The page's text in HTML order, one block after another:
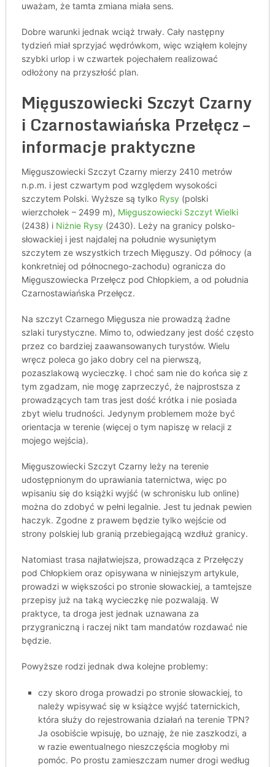
uważam, że tamta zmiana miała sens.
Dobre warunki jednak wciąż trwały. Cały następny
tydzień miał sprzyjać wędrówkom, więc wziąłem kolejny
szybki urlop i w czwartek pojechałem realizować
odłożony na przyszłość plan.
Mięguszowiecki Szczyt Czarny
i Czarnostawiańska Przełęcz –
informacje praktyczne
Mięguszowiecki Szczyt Czarny mierzy 2410 metrów
n.p.m. i jest czwartym pod względem wysokości
szczytem Polski. Wyższe są tylko Rysy(polski
wierzchołek – 2499 m), Mięguszowiecki Szczyt Wielki
(2438) i Niżnie Rysy(2430). Leży na granicy polsko-
słowackiej i jest najdalej na południe wysuniętym
szczytem ze wszystkich trzech Mięguszy. Od północy (a
konkretniej od północnego-zachodu) ogranicza do
Mięguszowiecka Przełęcz pod Chłopkiem, a od południa
Czarnostawiańska Przełęcz.
Na szczyt Czarnego Mięgusza nie prowadzą żadne
szlaki turystyczne. Mimo to, odwiedzany jest dość często
przez co bardziej zaawansowanych turystów. Wielu
wręcz poleca go jako dobry cel na pierwszą,
pozaszlakową wycieczkę. I choć sam nie do końca się z
tym zgadzam, nie mogę zaprzeczyć, że najprostsza z
prowadzących tam tras jest dość krótka i nie posiada
zbyt wielu trudności. Jedynym problemem może być
orientacja w terenie (więcej o tym napiszę w relacji z
mojego wejścia).
Mięguszowiecki Szczyt Czarny leży na terenie
udostępnionym do uprawiania taternictwa, więc po
wpisaniu się do książki wyjść (w schronisku lub online)
można do zdobyć w pełni legalnie. Jest tu jednak pewien
haczyk. Zgodne z prawem będzie tylko wejście od
strony polskiej lub granią przebiegającą wzdłuż granicy.
Natomiast trasa najłatwiejsza, prowadząca z Przełęczy
pod Chłopkiem oraz opisywana w niniejszym artykule,
prowadzi w większości po stronie słowackiej, a tamtejsze
przepisy już na taką wycieczkę nie pozwalają. W
praktyce, ta droga jest jednak uznawana za
przygraniczną i raczej nikt tam mandatów rozdawać nie
będzie.
Powyższe rodzi jednak dwa kolejne problemy:
czy skoro droga prowadzi po stronie słowackiej, to
należy wpisywać się w książce wyjść taternickich,
która służy do rejestrowania działań na terenie TPN?
Ja osobiście wpisuję, bo uznaję, że nie zaszkodzi, a
w razie ewentualnego nieszczęścia mogłoby mi
pomóc. Po prostu zamieszczam numer drogi według